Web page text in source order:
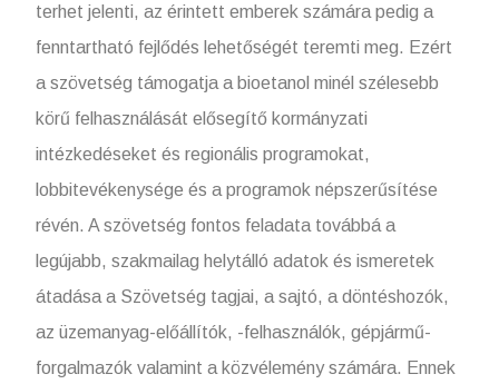
terhet jelenti, az érintett emberek számára pedig a
fenntartható fejlődés lehetőségét teremti meg. Ezért
a szövetség támogatja a bioetanol minél szélesebb
körű felhasználását elősegítő kormányzati
intézkedéseket és regionális programokat,
lobbitevékenysége és a programok népszerűsítése
révén. A szövetség fontos feladata továbbá a
legújabb, szakmailag helytálló adatok és ismeretek
átadása a Szövetség tagjai, a sajtó, a döntéshozók,
az üzemanyag-előállítók, -felhasználók, gépjármű-
forgalmazók valamint a közvélemény számára. Ennek